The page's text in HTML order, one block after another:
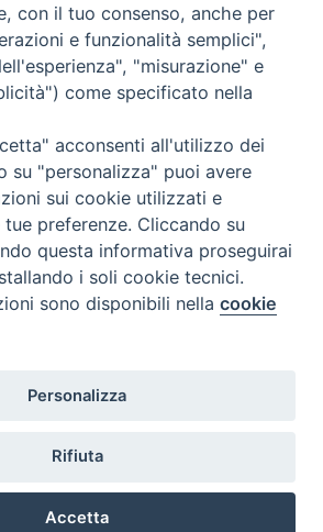
con il tuo consenso, anche per
e funzionalità semplici",
"misurazione" e
come specificato nella
acconsenti all'utilizzo dei
su "personalizza" puoi avere
sui cookie utilizzati e
preferenze. Cliccando su
questa informativa proseguirai
i soli cookie tecnici.
sono disponibili nellacookie
Personalizza
Rifiuta
Accetta